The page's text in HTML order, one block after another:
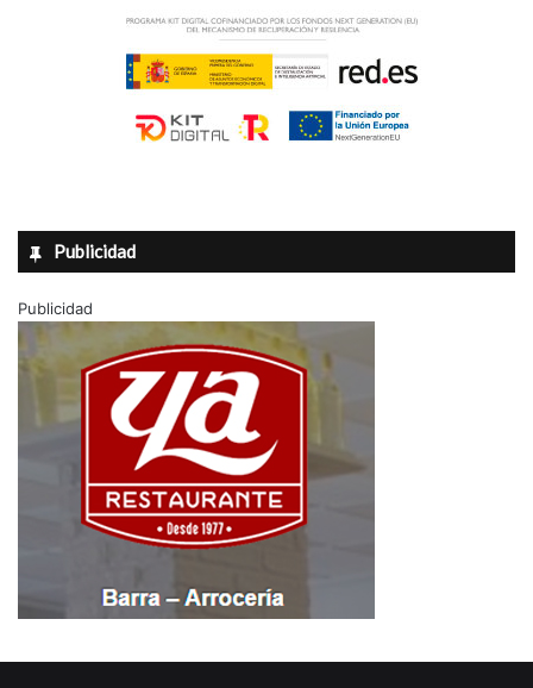
Publicidad
Publicidad